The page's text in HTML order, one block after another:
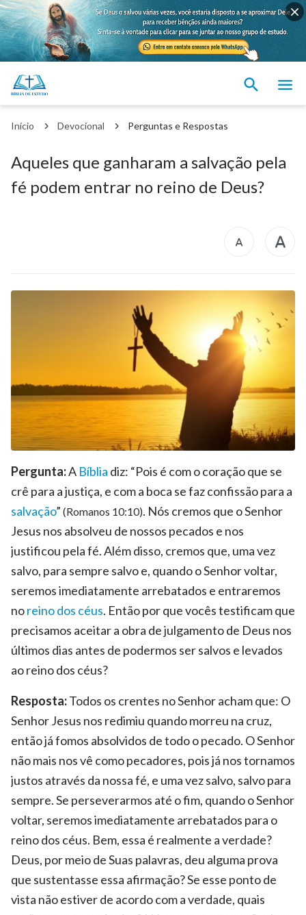
Início Devocional Perguntas e Respostas
Aqueles que ganharam a salvação pela
fé podem entrar no reino de Deus?
Pergunta:A Bíblia diz: “Pois é com o coração que se
crê para a justiça, e com a boca se faz confissão para a
salvação” (Romanos 10:10). Nós cremos que o Senhor
Jesus nos absolveu de nossos pecados e nos
justificou pela fé. Além disso, cremos que, uma vez
salvo, para sempre salvo e, quando o Senhor voltar,
seremos imediatamente arrebatados e entraremos
noreino dos céus. Então por que vocês testificam que
precisamos aceitar a obra de julgamento de Deus nos
últimos dias antes de podermos ser salvos e levados
ao reino dos céus?
Resposta:Todos os crentes no Senhor acham que: O
Senhor Jesus nos redimiu quando morreu na cruz,
então já fomos absolvidos de todo o pecado. O Senhor
não mais nos vê como pecadores, pois já nos tornamos
justos através da nossa fé, e uma vez salvo, salvo para
sempre. Se perseverarmos até o fim, quando o Senhor
voltar, seremos imediatamente arrebatados para o
reino dos céus. Bem, essa é realmente a verdade?
Deus, por meio de Suas palavras, deu alguma prova
que sustentasse essa afirmação? Se esse ponto de
vista não estiver de acordo com a verdade, quais